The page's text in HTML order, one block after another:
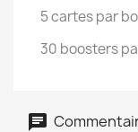
5 cartes par
30 boosters